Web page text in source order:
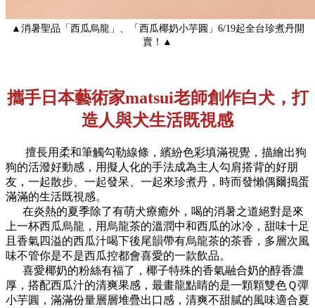
▲消暑聖品「西瓜烏龍」、「西瓜椰奶小芋圓」6/19起全台珍煮丹開
賣！▲
攜手日本藝術家matsui老師創作白犬，打
造人與犬生活既視感
擅長用柔和筆觸勾勒線條，繽紛色彩填滿視覺，描繪出狗
狗的活潑好動感，用擬人化的手法成為主人勾肩搭背的好朋
友，一起散步、一起發呆、一起來珍煮丹，時而發懶偶爾搗蛋
滿滿的生活既視感。
在炎熱的夏季除了有萌犬療癒外，喝的消暑之道絕對是來
上一杯西瓜烏龍，用烏龍茶的溫潤中和西瓜的冰冷，甜味十足
且香氣四溢的西瓜汁喝下後尾韻帶有烏龍茶的茶香，多層次風
味不管你是不是西瓜控都會喜愛的一款飲品。
喜愛椰奶的粉絲有福了，椰子特殊的香氣融合奶的醇香濃
厚，搭配西瓜汁的清爽果感，最畫龍點睛的是一顆顆雙色Ｑ彈
小芋圓，滿滿份量層層堆疊出口感，清爽不甜膩的風味適合夏